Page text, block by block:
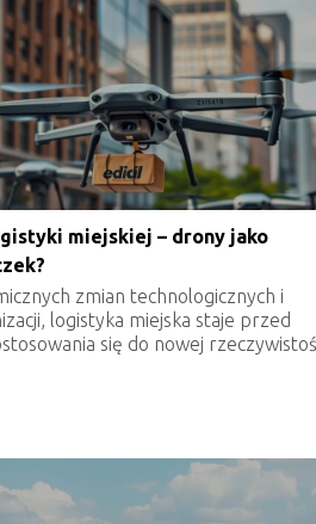
miejskiej – drony jako
zmian technologicznych i
logistyka miejska staje przed
się do nowej